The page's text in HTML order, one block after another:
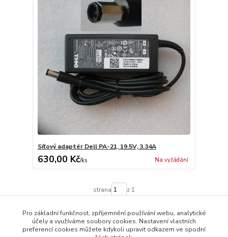
Síťový adaptér Dell PA-21, 19.5V, 3.34A
630,00 Kč/ks Na vyžádání
strana z 1
Pro základní funkčnost, zpříjemnění používání webu, analytické
účely a využíváme soubory cookies. Nastavení vlastních
preferencí cookies můžete kdykoli upravit odkazem ve spodní